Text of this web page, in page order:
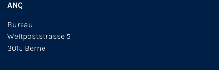
ANQ
Bureau
Weltpoststrasse 5
3015 Berne